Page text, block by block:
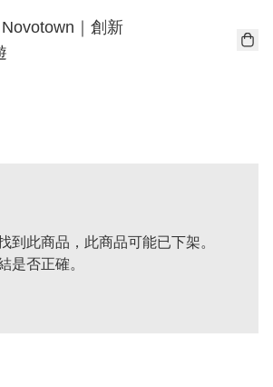
｜創新
到此商品，此商品可能已下架。
是否正確。